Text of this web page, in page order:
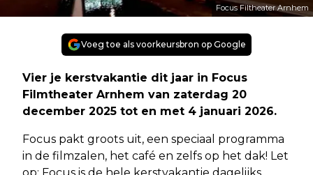
Focus Filtheater Arnhem
Voeg toe als voorkeursbron op Google
Vier je kerstvakantie dit jaar in Focus
Filmtheater Arnhem van zaterdag 20
december 2025 tot en met 4 januari 2026.
Focus pakt groots uit, een speciaal programma
in de filmzalen, het café en zelfs op het dak! Let